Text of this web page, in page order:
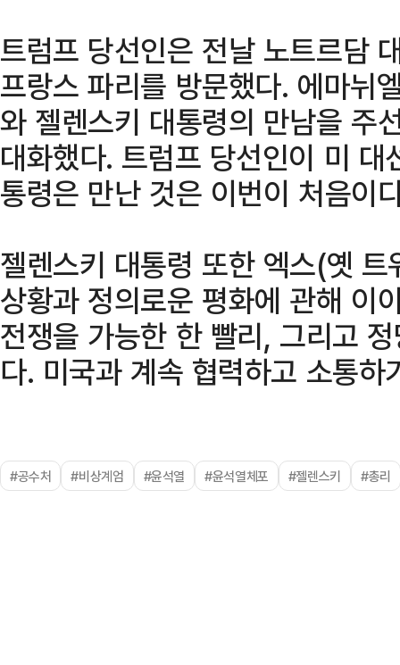
트럼프 당선인은 전날 노트르담
프랑스 파리를 방문했다. 에마뉘
와 젤렌스키 대통령의 만남을 주
대화했다. 트럼프 당선인이 미
통령은 만난 것은 이번이 처음이
젤렌스키 대통령 또한 엑스(옛
상황과 정의로운 평화에 관해 이
전쟁을 가능한 한 빨리, 그리고
다. 미국과 계속 협력하고 소통하
#공수처 #비상계엄 #윤석열 #윤석열체포 #젤렌스키 #총리